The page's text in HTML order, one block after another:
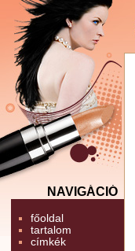
NAVIGÁCIÓ
főoldal
tartalom
címkék